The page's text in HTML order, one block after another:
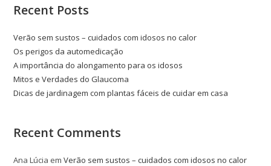
Recent Posts
Verão sem sustos – cuidados com idosos no calor
Os perigos da automedicação
A importância do alongamento para os idosos
Mitos e Verdades do Glaucoma
Dicas de jardinagem com plantas fáceis de cuidar em casa
Recent Comments
Ana Lúcia emVerão sem sustos – cuidados com idosos no calor